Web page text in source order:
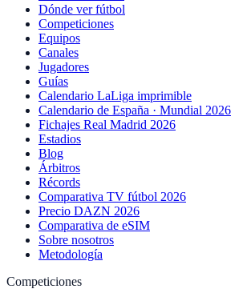
Dónde ver fútbol
Competiciones
Equipos
Canales
Jugadores
Guías
Calendario LaLiga imprimible
Calendario de España · Mundial 2026
Fichajes Real Madrid 2026
Estadios
Blog
Árbitros
Récords
Comparativa TV fútbol 2026
Precio DAZN 2026
Comparativa de eSIM
Sobre nosotros
Metodología
Competiciones